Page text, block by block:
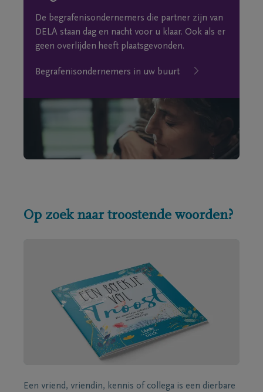
De begrafenisondernemers die partner zijn van
DELA staan dag en nacht voor u klaar. Ook als er
geen overlijden heeft plaatsgevonden.
Begrafenisondernemers in uw buurt
Op zoek naar troostende woorden?
Een vriend, vriendin, kennis of collega is een dierbare